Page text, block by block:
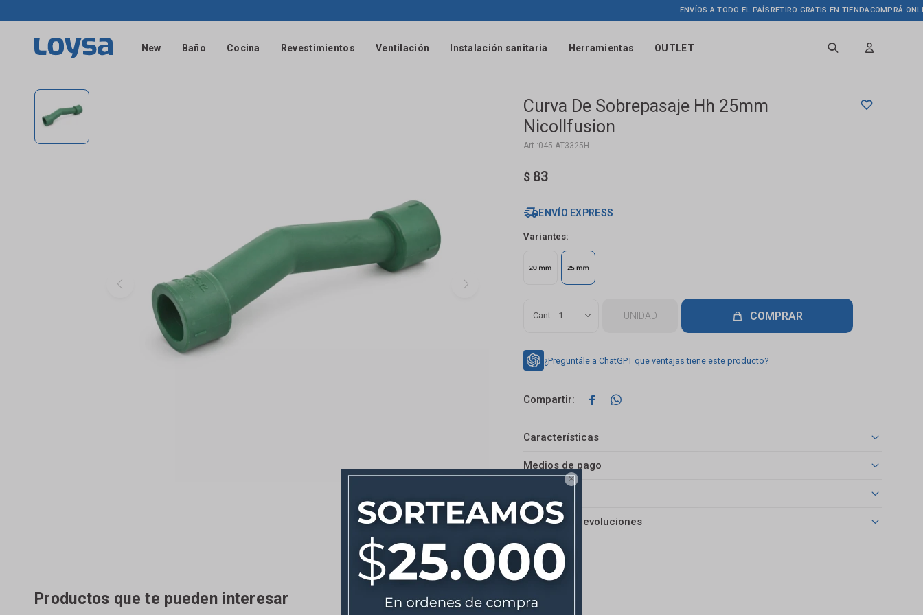

New Baño Cocina Revestimientos Ventilación Instalación sanitaria Herramientas OUTLET
ENVÍOS A TODO EL PAÍS RETIRO GRATIS EN TIENDACOMPRÁ ONLINE
Curva De Sobrepasaje Hh 25mm
Nicollfusion
045-AT3325H
$ 83
ENVÍO EXPRESS
Variantes:
1 UNIDAD COMPRAR
¿Preguntále a ChatGPT que ventajas tiene este producto?
 
Características
Medios de pago
Cambios y Devoluciones
Productos que te pueden interesar